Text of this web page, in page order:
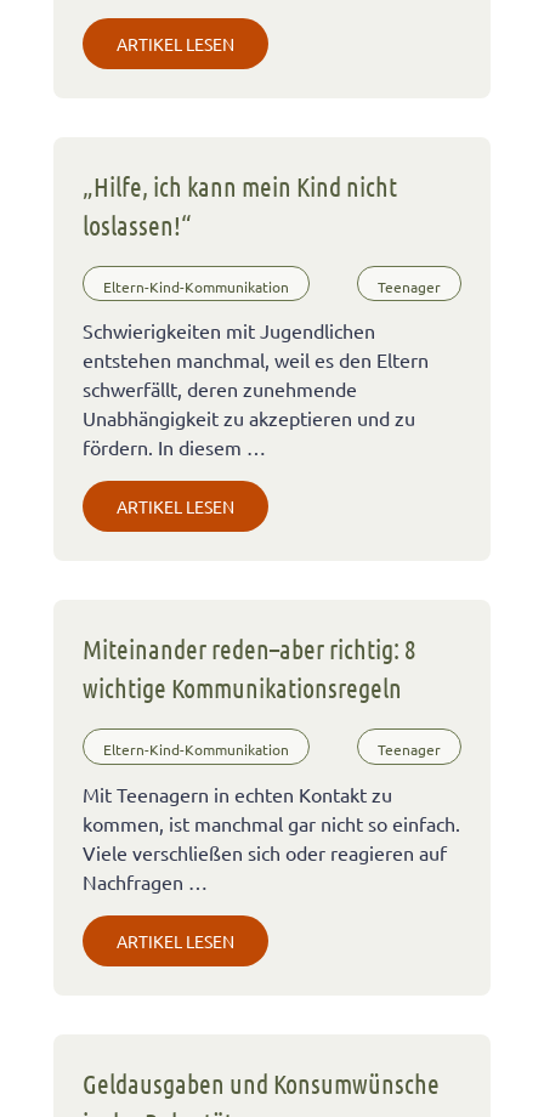
ARTIKEL LESEN
„Hilfe, ich kann mein Kind nicht
loslassen!“
Eltern-Kind-Kommunikation Teenager
Schwierigkeiten mit Jugendlichen
entstehen manchmal, weil es den Eltern
schwerfällt, deren zunehmende
Unabhängigkeit zu akzeptieren und zu
fördern. In diesem …
ARTIKEL LESEN
Miteinander reden–aber richtig: 8
wichtige Kommunikationsregeln
Eltern-Kind-Kommunikation Teenager
Mit Teenagern in echten Kontakt zu
kommen, ist manchmal gar nicht so einfach.
Viele verschließen sich oder reagieren auf
Nachfragen …
ARTIKEL LESEN
Geldausgaben und Konsumwünsche